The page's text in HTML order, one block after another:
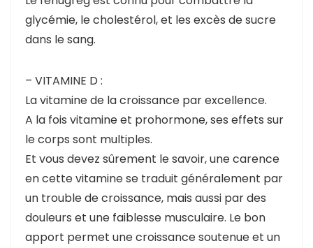
glycémie, le cholestérol, et les excès de sucre
dans le sang.
– VITAMINE D :
La vitamine de la croissance par excellence.
A la fois vitamine et prohormone, ses effets sur
le corps sont multiples.
Et vous devez sûrement le savoir, une carence
en cette vitamine se traduit généralement par
un trouble de croissance, mais aussi par des
douleurs et une faiblesse musculaire. Le bon
apport permet une croissance soutenue et un